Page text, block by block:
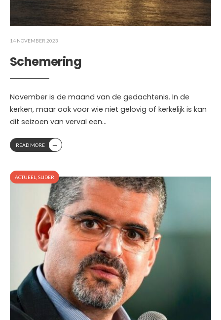
14 NOVEMBER 2023
Schemering
November is de maand van de gedachtenis. In de
kerken, maar ook voor wie niet gelovig of kerkelijk is kan
dit seizoen van verval een...
READ MORE →
ACTUEEL SLIDER